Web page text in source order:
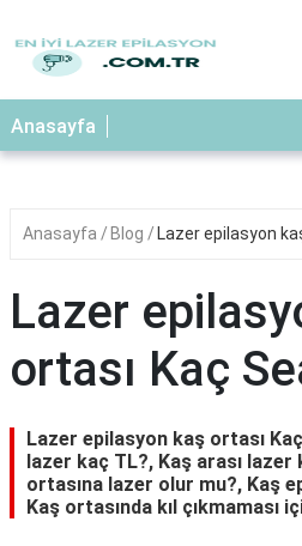
Anasayfa
Anasayfa Blog Lazer epilasyon
Lazer
ortası Kaç
Lazer epilasyon kaş ortası
lazer kaç TL?, Kaş arası lazer
ortasına lazer olur mu?, Kaş
Kaş ortasında kıl çıkmaması